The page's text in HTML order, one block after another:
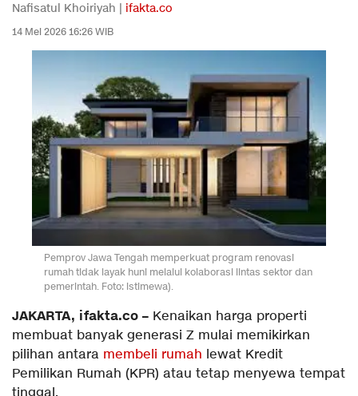
Nafisatul Khoiriyah | ifakta.co
14 Mei 2026 16:26 WIB
Pemprov Jawa Tengah memperkuat program renovasi
rumah tidak layak huni melalui kolaborasi lintas sektor dan
pemerintah. Foto: istimewa).
JAKARTA, ifakta.co – Kenaikan harga properti
membuat banyak generasi Z mulai memikirkan
pilihan antara membeli rumah lewat Kredit
Pemilikan Rumah (KPR) atau tetap menyewa tempat